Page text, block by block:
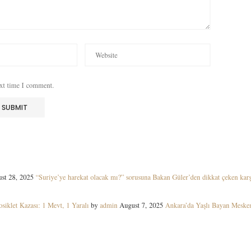
time I comment.
28, 2025 “Suriye’ye harekat olacak mı?” sorusuna Bakan Güler’den dikkat çeken
Kazası: 1 Mevt, 1 Yaralı by admin August 7, 2025 Ankara’da Yaşlı Bayan